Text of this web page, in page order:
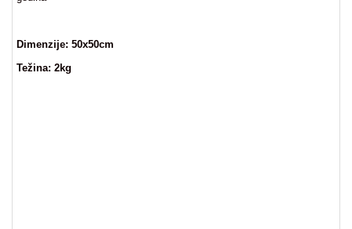
Dimenzije: 50x50cm
Težina: 2kg